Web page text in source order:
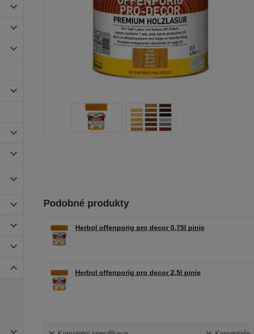
Podobné produkty
Herbol offenporig pro decor 0,75l pinie
Herbol offenporig pro decor 2,5l pinie